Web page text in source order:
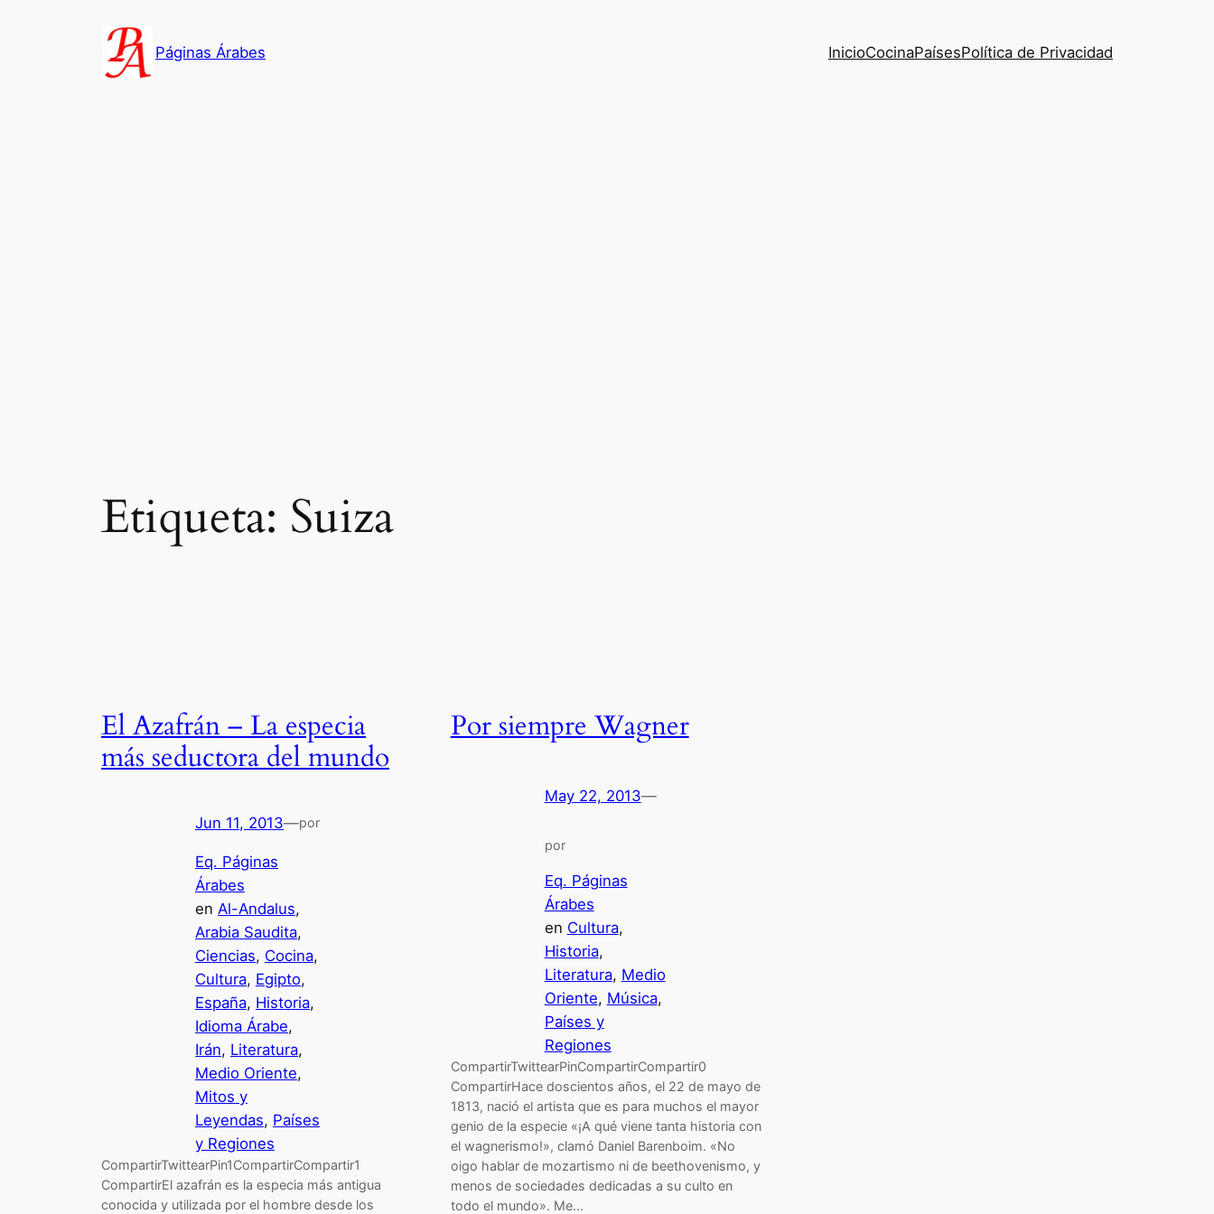
Páginas Árabes InicioCocinaPaísesPolítica de Privacidad
Etiqueta: Suiza
El Azafrán – La especia
más seductora del mundo
Jun 11, 2013—por
Eq. Páginas
Árabes
en Al-Andalus
Arabia Saudita
Ciencias, Cocina
Cultura, Egipto
España, Historia
Idioma Árabe
Irán, Literatura
Medio Oriente
Mitos y
Leyendas, Países
y Regiones
CompartirTwittearPin1CompartirCompartir1
CompartirEl azafrán es la especia más antigua
conocida y utilizada por el hombre desde los
Por siempre Wagner
May 22, 2013—
por
Eq. Páginas
Árabes
en Cultura
Historia
Literatura, Medio
Oriente, Música
Países y
Regiones
CompartirTwittearPinCompartirCompartir0
CompartirHace doscientos años, el 22 de mayo de
1813, nació el artista que es para muchos el mayor
genio de la especie «¡A qué viene tanta historia con
el wagnerismo!», clamó Daniel Barenboim. «No
oigo hablar de mozartismo ni de beethovenismo, y
menos de sociedades dedicadas a su culto en
todo el mundo». Me…